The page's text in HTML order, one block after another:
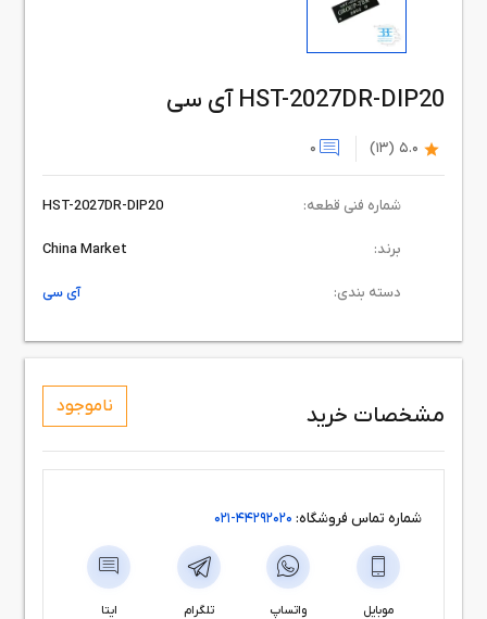
آی سی HST-2027DR-DIP20
5.0
(13)
0
شماره فنی قطعه: HST-2027DR-DIP20
برند: China Market
دسته بندی: آی سی
مشخصات خرید ناموجود
شماره تماس فروشگاه: 44292020-021
موبایل واتساپ تلگرام ایتا